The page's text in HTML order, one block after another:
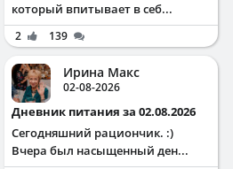
который впитывает в себ...
2 139
Ирина Макс
02-08-2026
Дневник питания за 02.08.2026
Сегодняшний рациончик. :)
Вчера был насыщенный ден...